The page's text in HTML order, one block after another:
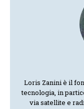
Loris Zanini è il
tecnologia, in
via satellite e